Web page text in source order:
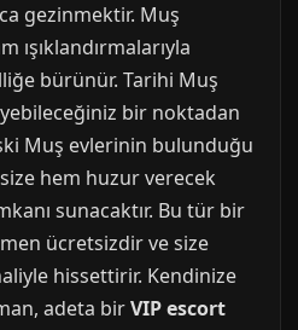
gezinmektir. Muş
ışıklandırmalarıyla
bürünür. Tarihi Muş
bir noktadan
Muş evlerinin bulunduğu
hem huzur verecek
sunacaktır. Bu tür bir
ücretsizdir ve size
hissettirir. Kendinize
adeta birVIP escort